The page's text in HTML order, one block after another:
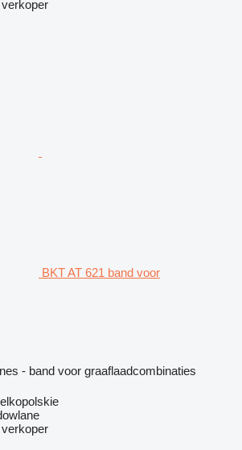
BKT AT 621 band voor
- band voor graaflaadcombinaties